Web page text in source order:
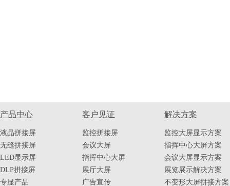
产品中心
液晶拼接屏
无缝拼接屏
LED显示屏
DLP拼接屏
专显产品
客户见证
监控拼接屏
会议大屏
指挥中心大屏
展厅大屏
广告宣传
解决方案
监控大屏显示方案
指挥中心大屏方案
会议大屏显示方案
展览展示解决方案
不变形大屏拼接方案